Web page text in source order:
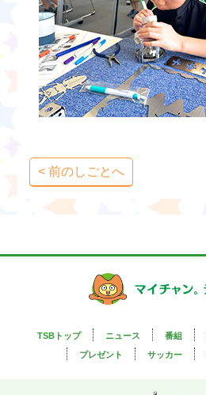
< 前のしごとへ
TSBトップ ニュース 番組
プレゼント
サッカー